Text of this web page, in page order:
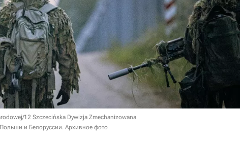
12 Szczecińska Dywizja Zmechanizowana
и Белоруссии. Архивное фото